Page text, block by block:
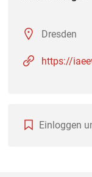
Dresden
https://
Einloggen